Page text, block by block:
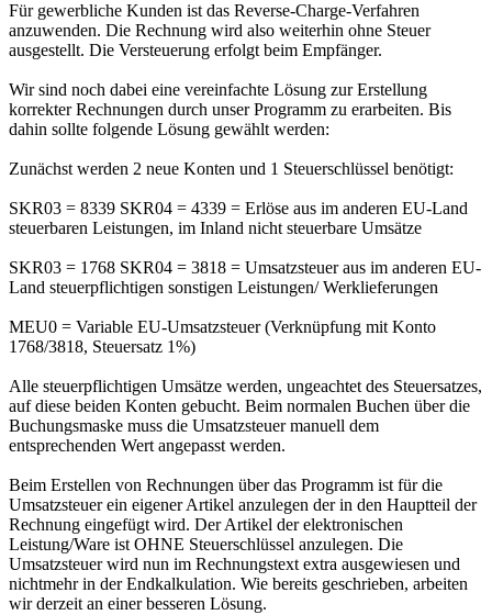
Für gewerbliche Kunden ist das Reverse-Charge-Verfahren
anzuwenden. Die Rechnung wird also weiterhin ohne Steuer
ausgestellt. Die Versteuerung erfolgt beim Empfänger.
Wir sind noch dabei eine vereinfachte Lösung zur Erstellung
korrekter Rechnungen durch unser Programm zu erarbeiten. Bis
dahin sollte folgende Lösung gewählt werden:
Zunächst werden 2 neue Konten und 1 Steuerschlüssel benötigt:
SKR03 = 8339 SKR04 = 4339 = Erlöse aus im anderen EU-Land
steuerbaren Leistungen, im Inland nicht steuerbare Umsätze
SKR03 = 1768 SKR04 = 3818 = Umsatzsteuer aus im anderen EU-
Land steuerpflichtigen sonstigen Leistungen/ Werklieferungen
MEU0 = Variable EU-Umsatzsteuer (Verknüpfung mit Konto
1768/3818, Steuersatz 1%)
Alle steuerpflichtigen Umsätze werden, ungeachtet des Steuersatzes,
auf diese beiden Konten gebucht. Beim normalen Buchen über die
Buchungsmaske muss die Umsatzsteuer manuell dem
entsprechenden Wert angepasst werden.
Beim Erstellen von Rechnungen über das Programm ist für die
Umsatzsteuer ein eigener Artikel anzulegen der in den Hauptteil der
Rechnung eingefügt wird. Der Artikel der elektronischen
Leistung/Ware ist OHNE Steuerschlüssel anzulegen. Die
Umsatzsteuer wird nun im Rechnungstext extra ausgewiesen und
nichtmehr in der Endkalkulation. Wie bereits geschrieben, arbeiten
wir derzeit an einer besseren Lösung.